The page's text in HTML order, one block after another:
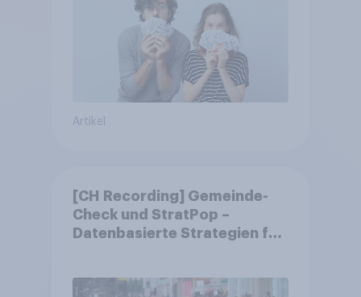
Artikel
[CH Recording] Gemeinde-
Check und StratPop –
Datenbasierte Strategien für